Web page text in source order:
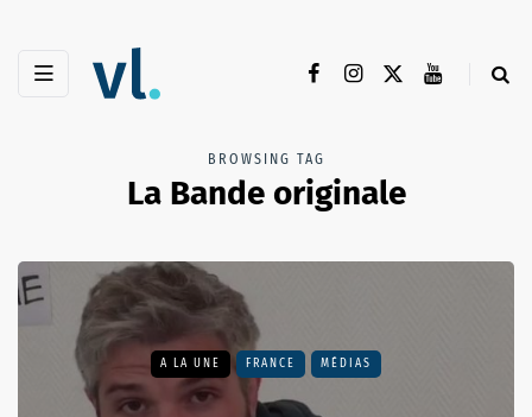
BROWSING TAG
La Bande originale
A LA UNE FRANCE MÉDIAS